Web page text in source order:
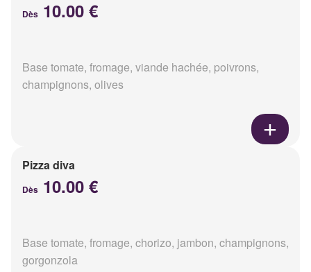
Dès 10.00 €
Base tomate, fromage, viande hachée, poivrons,
champignons, olives
Pizza diva
Dès 10.00 €
Base tomate, fromage, chorizo, jambon, champignons,
gorgonzola